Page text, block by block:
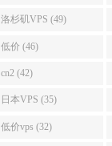
洛杉矶VPS (49)
低价 (46)
cn2 (42)
日本VPS (35)
低价vps (32)